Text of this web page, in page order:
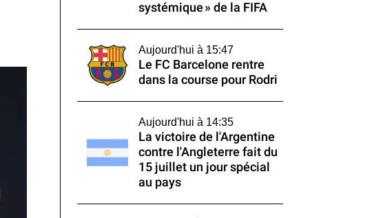
systémique » de la FIFA
Aujourd'hui à 15:47
Le FC Barcelone rentre
dans la course pour Rodri
Aujourd'hui à 14:35
La victoire de l'Argentine
contre l'Angleterre fait du
15 juillet un jour spécial
au pays